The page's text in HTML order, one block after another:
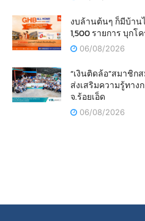
งบล้านต้นๆ ก็มีบ้าน
1,500 รายการ บุกโ
06/08/2026
“เงินติดล้อ”สมาชิก
ส่งเสริมความรู้ทา
จ.ร้อยเอ็ด
06/08/2026